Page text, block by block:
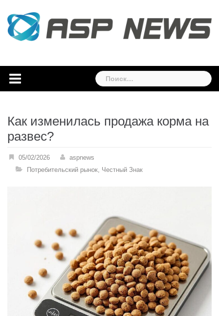
content
Найти:
Как изменилась продажа корма на
развес?
05/02/2026
aspnews
Потребительский рынок, Честный Знак